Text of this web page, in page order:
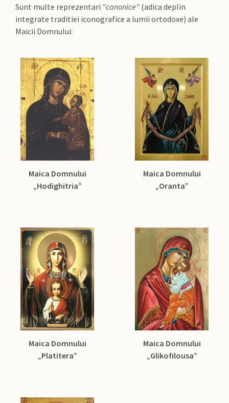
Sunt multe reprezentari "canonice" (adica deplin
integrate traditiei iconografice a lumii ortodoxe) ale
Maicii Domnului:
Maica Domnului
„Hodighitria”
Maica Domnului
„Oranta”
Maica Domnului
„Platitera”
Maica Domnului
„Glikofilousa”